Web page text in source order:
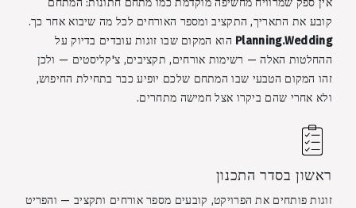
אין ספק שמרוויח מחשיפה מוקדמת כמו מתחם חתונות: המתחם
קובע את התאריך, התקציב ומספר האורחים לכל מה שיבוא אחר כך.
Planning.Wedding הוא המקום שבו זוגות עובדים בדיוק על
ההחלטות האלה — רשימות אורחים, תקציבים, צ'קליסטים — ולכן
זהו המקום הטבעי שבו המתחם שלכם יופיע כבר בתחילת החיפוש,
ולא אחרי שהם ביקרו אצל חמישה מתחרים.
ראשון בסדר התכנון
זוגות פותחים את הפרויקט, קובעים מספר אורחים ותקציב — והפריט